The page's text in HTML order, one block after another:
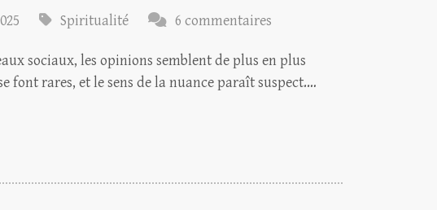
Spiritualité 6 commentaires
sociaux, les opinions semblent de plus en plus
font rares, et le sens de la nuance paraît suspect.…